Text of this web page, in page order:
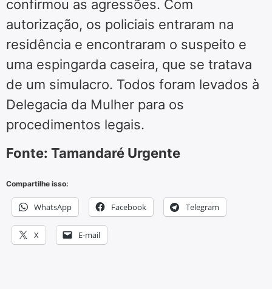
confirmou as agressões. Com
autorização, os policiais entraram na
residência e encontraram o suspeito e
uma espingarda caseira, que se tratava
de um simulacro. Todos foram levados à
Delegacia da Mulher para os
procedimentos legais.
Fonte: Tamandaré Urgente
Compartilhe isso:
WhatsApp Facebook Telegram
X E-mail